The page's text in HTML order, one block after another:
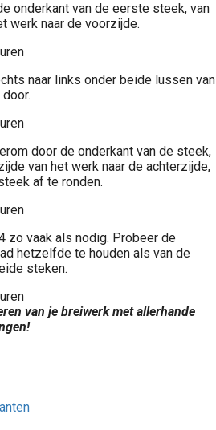
onderkant van de eerste steek, van
werk naar de voorzijde.
naar links onder beide lussen van
door de onderkant van de steek,
van het werk naar de achterzijde,
af te ronden.
zo vaak als nodig. Probeer de
hetzelfde te houden als van de
steken.
van je breiwerk met allerhande